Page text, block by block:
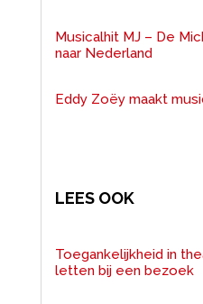
Musicalhit MJ – De
naar Nederland
Eddy Zoëy maakt
LEES OOK
Toegankelijkheid in
letten bij een bezoek